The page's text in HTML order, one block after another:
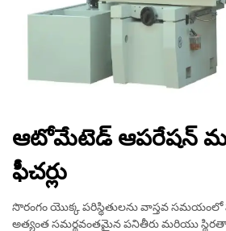
ఆటోమేటెడ్ ఆపరేషన్
ఫీచర్లు
సొరంగం యొక్క పరిస్థితులను వాస్తవ సమయంలో
అత్యంత సమర్థవంతమైన పనితీరు మరియు